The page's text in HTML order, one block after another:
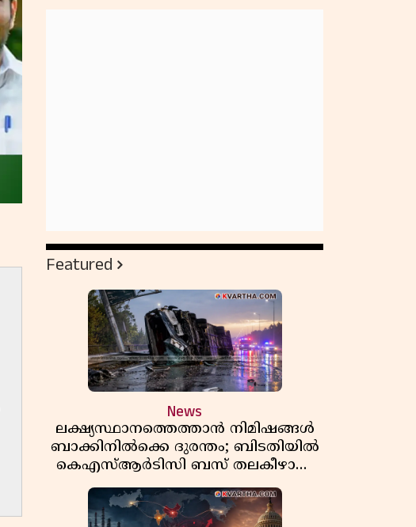
Featured
News
ലക്ഷ്യസ്ഥാനത്തെത്താൻ നിമിഷങ്ങൾ
ബാക്കിനിൽക്കെ ദുരന്തം; ബിടതിയിൽ
കെഎസ്ആർടിസി ബസ് തലകീഴായി
മറിഞ്ഞ് ഡ്രൈവറും കണ്ടക്ടറും മരിച്ചു